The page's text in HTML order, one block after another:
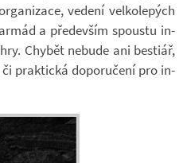
ve­dení vel­ko­le­pých
a pře­de­vším spoustu in­
Chy­bět ne­bude ani bes­tiář,
prak­tická do­po­ru­čení pro in­